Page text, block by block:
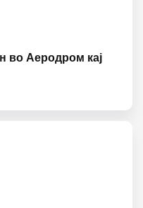
во Аеродром кај